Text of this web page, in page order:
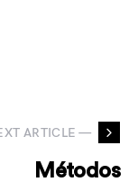
ARTICLE —
Métodos